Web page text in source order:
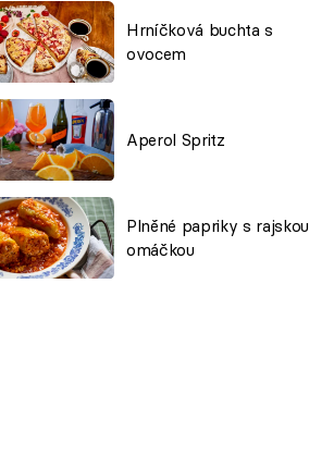
Hrníčková buchta s
ovocem
Aperol Spritz
Plněné papriky s rajskou
omáčkou